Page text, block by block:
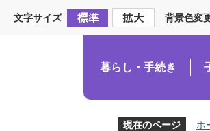
文字サイズ 背景色変
暮らし・手続き
現在のページ ホ